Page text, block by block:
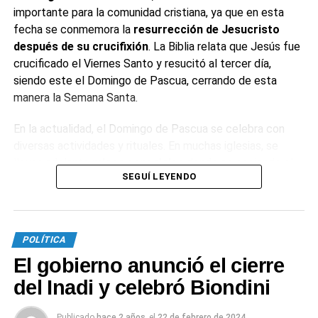
importante para la comunidad cristiana, ya que en esta
fecha se conmemora la resurrección de Jesucristo
después de su crucifixión. La Biblia relata que Jesús fue
crucificado el Viernes Santo y resucitó al tercer día,
siendo este el Domingo de Pascua, cerrando de esta
manera la Semana Santa.
En la actualidad, el Domingo de Pascua se celebra con
llevan adelantemisas especialesdonde se enciende el
cirio pascual, simbolizando a Cristo como la luz del mundo.
familiares y celebraciones.
¿Por qué se comen huevos de chocolate
en Pascua?
El huevo de chocolate es una
SEGUÍ LEYENDO
POLÍTICA
El gobierno anunció el cierre
del Inadi y celebró Biondini